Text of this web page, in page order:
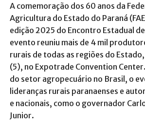
A comemoração dos 60 anos da
Agricultura do Estado do Paraná
edição 2025 do Encontro Estadual
evento reuniu mais de 4 mil
rurais de todas as regiões do
(5), no Expotrade Convention
do setor agropecuário no Brasil, o
lideranças rurais paranaenses e
e nacionais, como o governador
Junior.